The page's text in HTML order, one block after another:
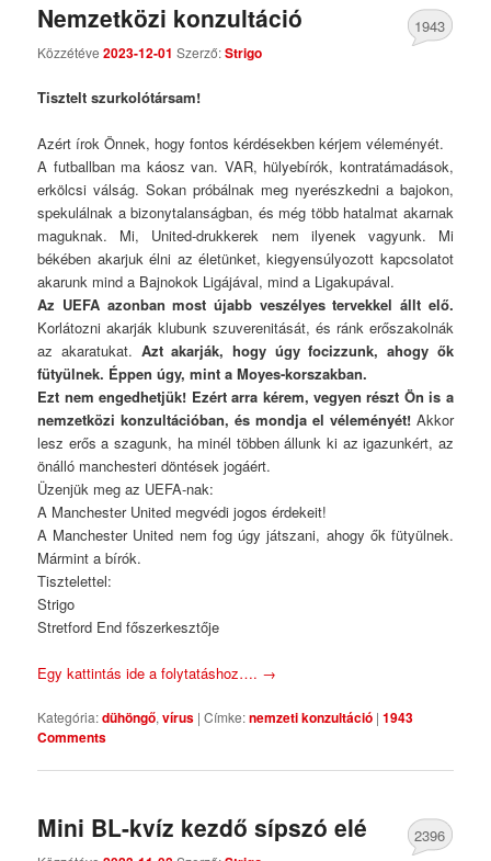
Nemzetközi konzultáció
Közzétéve2023-12-01 Szerző:Strigo
1943
Tisztelt szurkolótársam!
Azért írok Önnek, hogy fontos kérdésekben kérjem véleményét.
A futballban ma káosz van. VAR, hülyebírók, kontratámadások,
erkölcsi válság. Sokan próbálnak meg nyerészkedni a bajokon,
spekulálnak a bizonytalanságban, és még több hatalmat akarnak
maguknak. Mi, United-drukkerek nem ilyenek vagyunk. Mi
békében akarjuk élni az életünket, kiegyensúlyozott kapcsolatot
akarunk mind a Bajnokok Ligájával, mind a Ligakupával.
Az UEFA azonban most újabb veszélyes tervekkel állt elő.
Korlátozni akarják klubunk szuverenitását, és ránk erőszakolnák
az akaratukat. Azt akarják, hogy úgy focizzunk, ahogy ők
fütyülnek. Éppen úgy, mint a Moyes-korszakban.
Ezt nem engedhetjük! Ezért arra kérem, vegyen részt Ön is a
nemzetközi konzultációban, és mondja el véleményét!Akkor
lesz erős a szagunk, ha minél többen állunk ki az igazunkért, az
önálló manchesteri döntések jogáért.
Üzenjük meg az UEFA-nak:
A Manchester United megvédi jogos érdekeit!
A Manchester United nem fog úgy játszani, ahogy ők fütyülnek.
Mármint a bírók.
Tisztelettel:
Strigo
Stretford End főszerkesztője
Egy kattintás ide a folytatáshoz…. →
Kategória:dühöngő,vírus |Címke:nemzeti konzultáció |1943
Comments
Mini BL-kvíz kezdő sípszó elé
2396